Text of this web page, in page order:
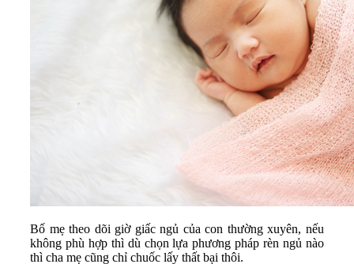
Bố mẹ theo dõi giờ giấc ngủ của con thường xuyên, nếu
không phù hợp thì dù chọn lựa phương pháp rèn ngủ nào
thì cha mẹ cũng chỉ chuốc lấy thất bại thôi.